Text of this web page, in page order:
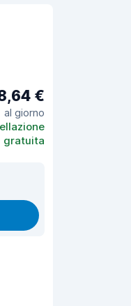
€
al giorno
gratuita